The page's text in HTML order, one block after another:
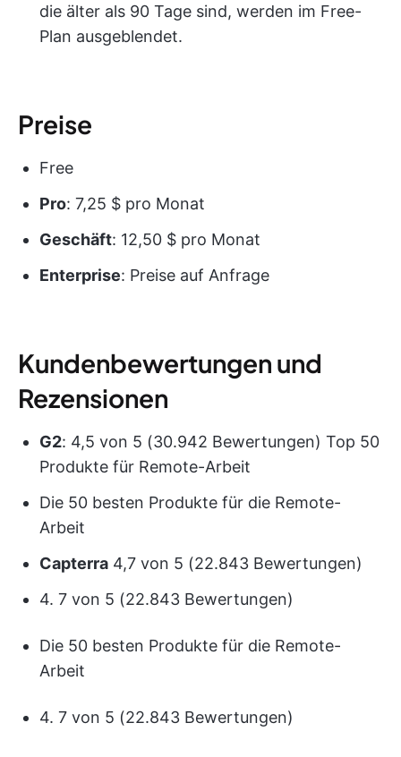
die älter als 90 Tage sind, werden im Free-
Plan ausgeblendet.
Preise
Free
Pro: 7,25 $ pro Monat
Geschäft: 12,50 $ pro Monat
Enterprise: Preise auf Anfrage
Kundenbewertungen und
Rezensionen
G2: 4,5 von 5 (30.942 Bewertungen) Top 50
Produkte für Remote-Arbeit
Die 50 besten Produkte für die Remote-
Arbeit
Capterra 4,7 von 5 (22.843 Bewertungen)
4. 7 von 5 (22.843 Bewertungen)
Die 50 besten Produkte für die Remote-
Arbeit
4. 7 von 5 (22.843 Bewertungen)